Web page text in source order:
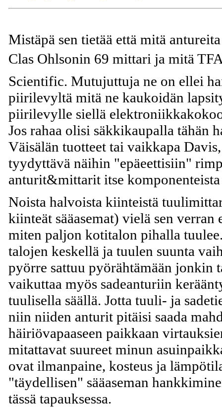
Mistäpä sen tietää että mitä
Clas Ohlsonin 69 mittari ja mitä
Scientific. Mutujuttuja ne on ellei
piirilevyltä mitä ne kaukoidän
piirilevylle siellä
Jos rahaa olisi säkkikaupalla tähän
Väisälän tuotteet tai vaikkapa
tyydyttävä näihin "epäeettisiin"
anturit&mittarit itse
Noista halvoista kiinteistä
kiinteät sääasemat) vielä sen
miten paljon kotitalon pihalla
talojen keskellä ja tuulen suunta
pyörre sattuu pyörähtämään jonkin
vaikuttaa myös sadeanturiin
tuulisella säällä. Jotta tuuli- ja
niin niiden anturit pitäisi saada
häiriövapaaseen paikkaan
mitattavat suureet minun
ovat ilmanpaine, kosteus ja
"täydellisen" sääaseman
tässä tapauksessa.